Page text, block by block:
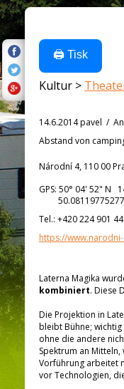
🖨️ Tisk
Kultur >
14.6.2014 pavel /
Abstand von
Národní 4, 110 00
GPS: 50° 04' 52" N
Tel.: +420 224 901
https://
Laterna Magika
kombiniert. Diese
Die Projektion in
bleibt Bühne;
ohne die andere
Spektrum an
Vorführung arbeitet
vor Technologien,